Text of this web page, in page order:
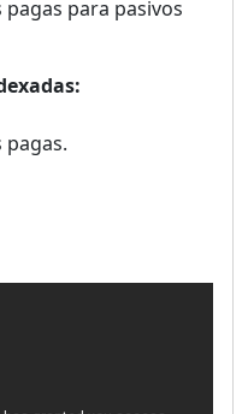
pagas para pasivos
pagas.